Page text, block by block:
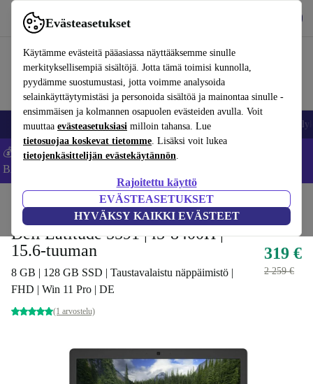
Evästeasetukset
Käytämme evästeitä pääasiassa näyttääksemme sinulle
merkityksellisempiä sisältöjä. Jotta tämä toimisi kunnolla,
pyydämme suostumustasi, jotta voimme analysoida
selainkäyttäytymistäsi ja personoida sisältöä ja mainontaa sinulle -
ensimmäisen ja kolmannen osapuolen evästeiden avulla. Voit
muuttaa evästeasetuksiasi milloin tahansa. Lue
tietosuojaa koskevat tietomme. Lisäksi voit lukea
tietojenkäsittelijän evästekäytännön.
Rajoitettu käyttö
EVÄSTEASETUKSET
HYVÄKSY KAIKKI EVÄSTEET
Käytä refurbed-palvelua nopeasti ja helposti
Matkapuhelimet ja älypuhelimet Kannettavat tietokoneet
💰Säästä -5 % LISÄÄ MacBookeista ja iPadeista – Koodi:
BACK5OFF -
Kannettavat tietokoneet Dellin kannettavat tietokoneet
Dell Latitude 5591 | i5-8400H |
15.6-tuuman
8 GB | 128 GB SSD | Taustavalaistu näppäimistö |
FHD | Win 11 Pro | DE
(1 arvostelu)
319 €
2 259 €